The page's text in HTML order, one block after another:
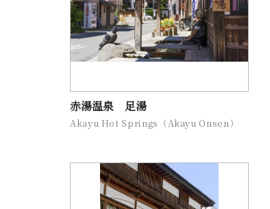
赤湯温泉 足湯
Akayu Hot Springs（Akayu Onsen）